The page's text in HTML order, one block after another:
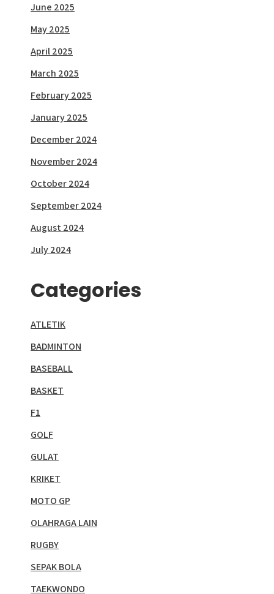
June 2025
May 2025
April 2025
March 2025
February 2025
January 2025
December 2024
November 2024
October 2024
September 2024
August 2024
July 2024
Categories
ATLETIK
BADMINTON
BASEBALL
BASKET
F1
GOLF
GULAT
KRIKET
MOTO GP
OLAHRAGA LAIN
RUGBY
SEPAK BOLA
TAEKWONDO